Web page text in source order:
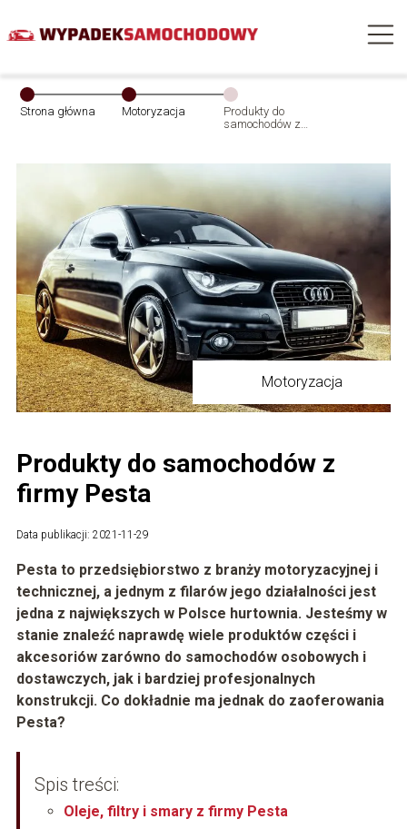
Strona główna Motoryzacja
Produkty do
samochodów z
Motoryzacja
Produkty do samochodów z
firmy Pesta
Data publikacji: 2021-11-29
Pesta to przedsiębiorstwo z branży motoryzacyjnej i
technicznej, a jednym z filarów jego działalności jest
jedna z największych w Polsce hurtownia. Jesteśmy w
stanie znaleźć naprawdę wiele produktów części i
akcesoriów zarówno do samochodów osobowych i
dostawczych, jak i bardziej profesjonalnych
konstrukcji. Co dokładnie ma jednak do zaoferowania
Pesta?
Spis treści:
Oleje, filtry i smary z firmy Pesta